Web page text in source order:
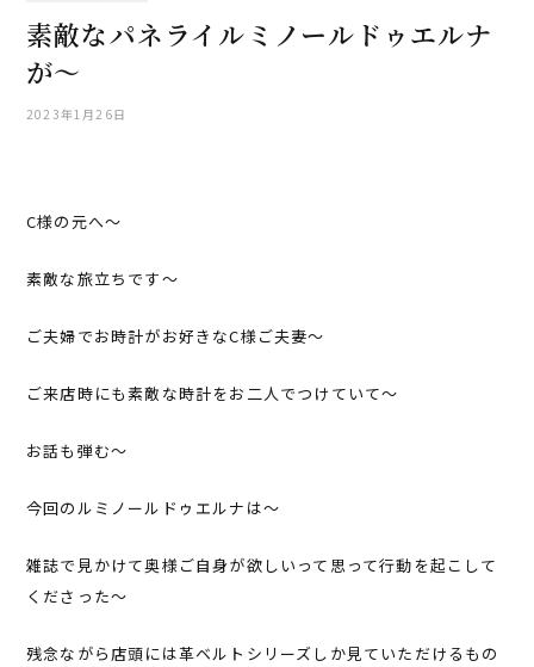
素敵なパネライルミノールドゥエルナ
が～
2023年1月26日
C様の元へ～
素敵な旅立ちです～
ご夫婦でお時計がお好きなC様ご夫妻～
ご来店時にも素敵な時計をお二人でつけていて～
お話も弾む～
今回のルミノールドゥエルナは～
雑誌で見かけて奥様ご自身が欲しいって思って行動を起こして
くださった～
残念ながら店頭には革ベルトシリーズしか見ていただけるもの